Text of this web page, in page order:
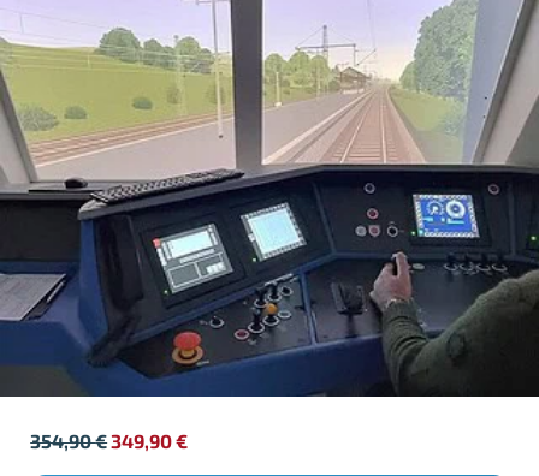
354,90€349,90€